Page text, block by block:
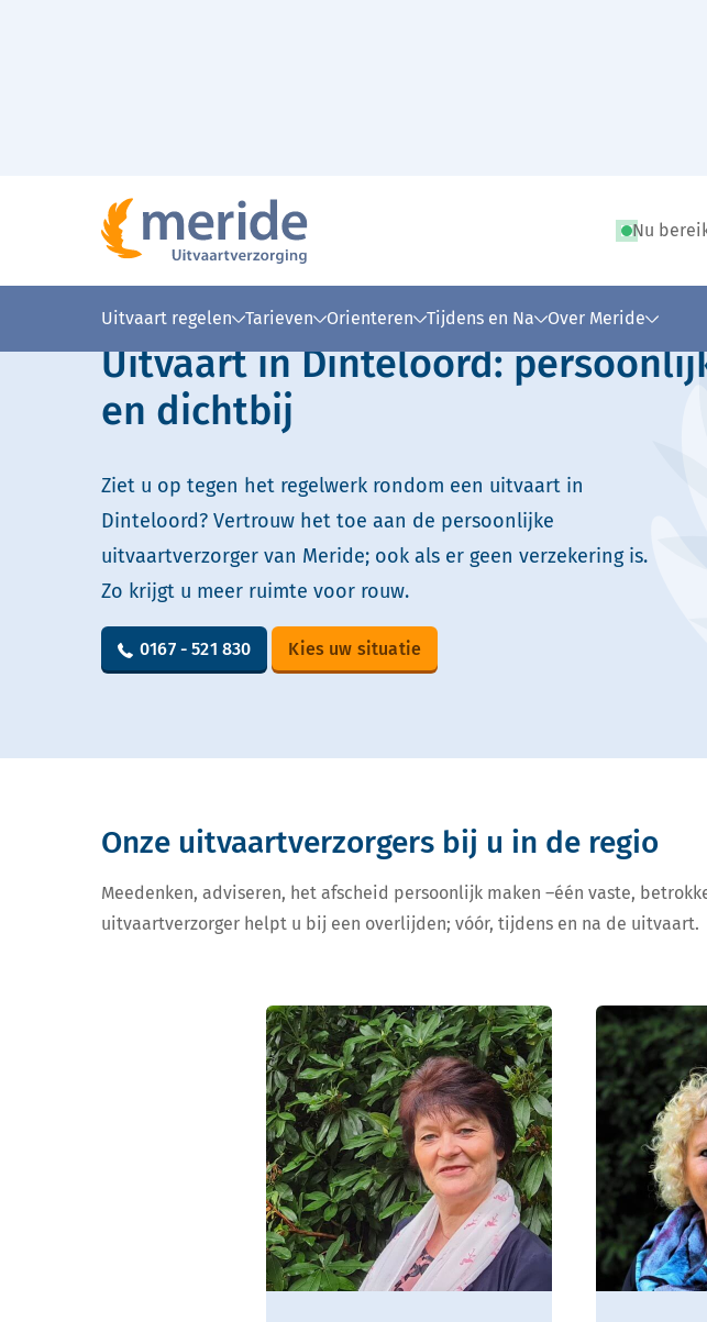
Nu
Uitvaart regelen Tarieven Orienteren Tijdens en Na Over Meride
Lees voor Uitleg woorden Simpele tekst
Uitvaart in Dinteloord:
en dichtbij
Ziet u op tegen het regelwerk rondom een uitvaart in
Dinteloord? Vertrouw het toe aan de persoonlijke
uitvaartverzorger van Meride; ook als er geen verzekering is.
Zo krijgt u meer ruimte voor rouw.
0167 - 521 830 Kies uw situatie
Onze uitvaartverzorgers bij u in de regio
Meedenken, adviseren, het afscheid persoonlijk maken –één vaste,
uitvaartverzorger helpt u bij een overlijden; vóór, tijdens en na de uitvaart.